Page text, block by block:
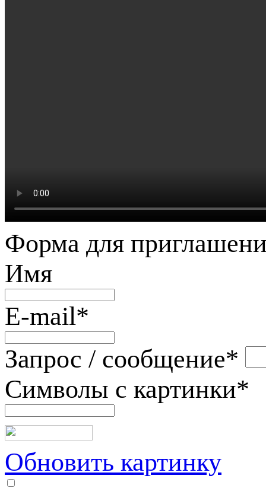
Форма для
Имя
E-mail*
Запрос / сообщение*
Символы с картинки*
Обновить картинку